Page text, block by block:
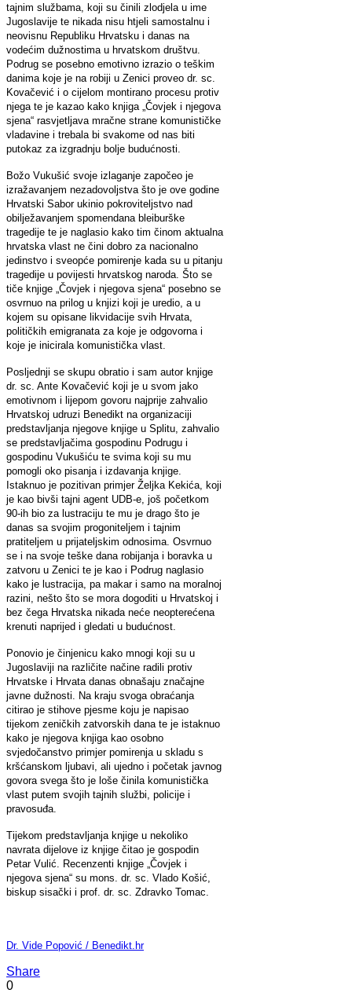
tajnim službama, koji su činili zlodjela u ime
Jugoslavije te nikada nisu htjeli samostalnu i
neovisnu Republiku Hrvatsku i danas na
vodećim dužnostima u hrvatskom društvu.
Podrug se posebno emotivno izrazio o teškim
danima koje je na robiji u Zenici proveo dr. sc.
Kovačević i o cijelom montirano procesu protiv
njega te je kazao kako knjiga „Čovjek i njegova
sjena“ rasvjetljava mračne strane komunističke
vladavine i trebala bi svakome od nas biti
putokaz za izgradnju bolje budućnosti.
Božo Vukušić svoje izlaganje započeo je
izražavanjem nezadovoljstva što je ove godine
Hrvatski Sabor ukinio pokroviteljstvo nad
obilježavanjem spomendana bleiburške
tragedije te je naglasio kako tim činom aktualna
hrvatska vlast ne čini dobro za nacionalno
jedinstvo i sveopće pomirenje kada su u pitanju
tragedije u povijesti hrvatskog naroda. Što se
tiče knjige „Čovjek i njegova sjena“ posebno se
osvrnuo na prilog u knjizi koji je uredio, a u
kojem su opisane likvidacije svih Hrvata,
političkih emigranata za koje je odgovorna i
koje je inicirala komunistička vlast.
Posljednji se skupu obratio i sam autor knjige
dr. sc. Ante Kovačević koji je u svom jako
emotivnom i lijepom govoru najprije zahvalio
Hrvatskoj udruzi Benedikt na organizaciji
predstavljanja njegove knjige u Splitu, zahvalio
se predstavljačima gospodinu Podrugu i
gospodinu Vukušiću te svima koji su mu
pomogli oko pisanja i izdavanja knjige.
Istaknuo je pozitivan primjer Željka Kekića, koji
je kao bivši tajni agent UDB-e, još početkom
90-ih bio za lustraciju te mu je drago što je
danas sa svojim progoniteljem i tajnim
pratiteljem u prijateljskim odnosima. Osvrnuo
se i na svoje teške dana robijanja i boravka u
zatvoru u Zenici te je kao i Podrug naglasio
kako je lustracija, pa makar i samo na moralnoj
razini, nešto što se mora dogoditi u Hrvatskoj i
bez čega Hrvatska nikada neće neopterećena
krenuti naprijed i gledati u budućnost.
Ponovio je činjenicu kako mnogi koji su u
Jugoslaviji na različite načine radili protiv
Hrvatske i Hrvata danas obnašaju značajne
javne dužnosti. Na kraju svoga obraćanja
citirao je stihove pjesme koju je napisao
tijekom zeničkih zatvorskih dana te je istaknuo
kako je njegova knjiga kao osobno
svjedočanstvo primjer pomirenja u skladu s
kršćanskom ljubavi, ali ujedno i početak javnog
govora svega što je loše činila komunistička
vlast putem svojih tajnih službi, policije i
pravosuđa.
Tijekom predstavljanja knjige u nekoliko
navrata dijelove iz knjige čitao je gospodin
Petar Vulić. Recenzenti knjige „Čovjek i
njegova sjena“ su mons. dr. sc. Vlado Košić,
biskup sisački i prof. dr. sc. Zdravko Tomac.
Dr. Vide Popović / Benedikt.hr
Share
0